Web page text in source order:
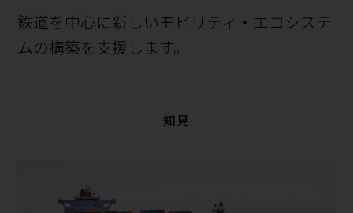
鉄道を中心に新しいモビリティ・エコシステ
ムの構築を支援します。
知見